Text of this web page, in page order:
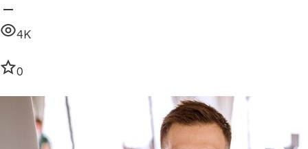
4K
0